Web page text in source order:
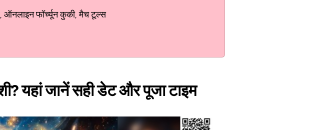
ऑनलाइन फॉर्च्यून कुकी, मैच टूल्स
यहां जानें सही डेट और पूजा टाइम